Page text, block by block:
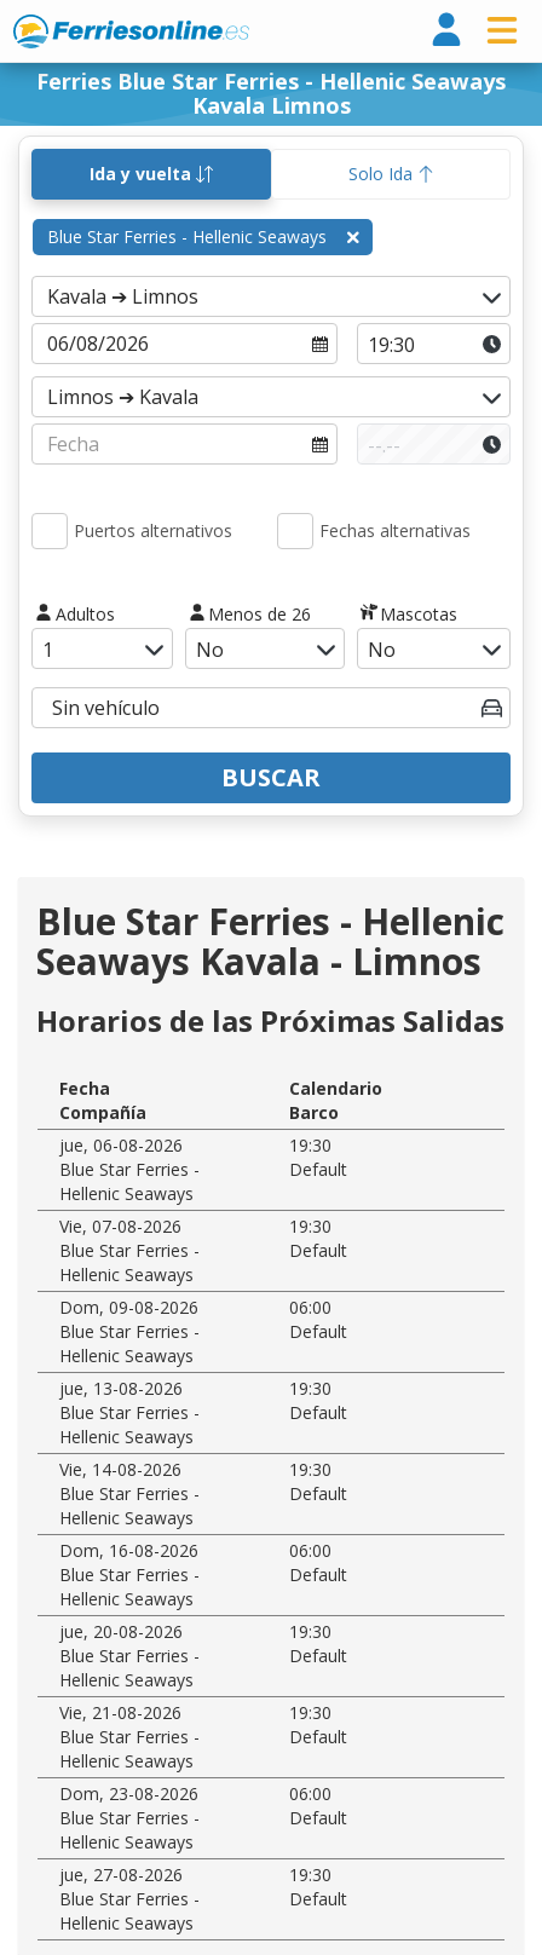
Ferries Blue Star Ferries - Hellenic Seaways
Kavala Limnos
Ida y vuelta Solo Ida
Blue Star Ferries - Hellenic Seaways
Puertos alternativos Fechas alternativas
Adultos Menos de 26 Mascotas
BUSCAR
Blue Star Ferries - Hellenic
Seaways Kavala - Limnos
Horarios de las Próximas Salidas
Fecha
Calendario
Compañía
Barco
jue, 06-08-2026
19:30
Blue Star Ferries -
Hellenic Seaways
Default
Vie, 07-08-2026
19:30
Blue Star Ferries -
Hellenic Seaways
Default
Dom, 09-08-2026
06:00
Blue Star Ferries -
Hellenic Seaways
Default
jue, 13-08-2026
19:30
Blue Star Ferries -
Hellenic Seaways
Default
Vie, 14-08-2026
19:30
Blue Star Ferries -
Hellenic Seaways
Default
Dom, 16-08-2026
06:00
Blue Star Ferries -
Hellenic Seaways
Default
jue, 20-08-2026
19:30
Blue Star Ferries -
Hellenic Seaways
Default
Vie, 21-08-2026
19:30
Blue Star Ferries -
Hellenic Seaways
Default
Dom, 23-08-2026
06:00
Blue Star Ferries -
Hellenic Seaways
Default
jue, 27-08-2026
19:30
Blue Star Ferries -
Hellenic Seaways
Default